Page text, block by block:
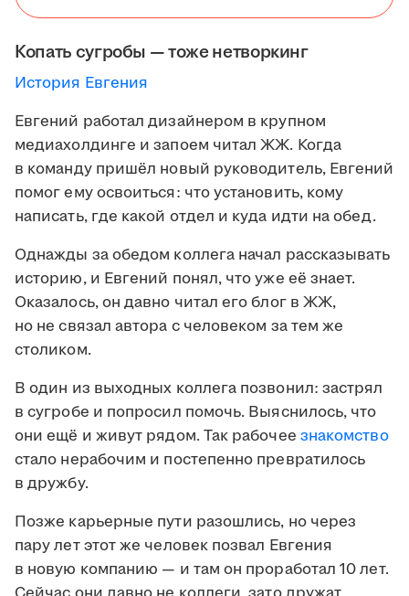
Копать сугробы — тоже нетворкинг
История Евгения
Евгений работал дизайнером в крупном
медиахолдинге и запоем читал ЖЖ. Когда
в команду пришёл новый руководитель, Евгений
помог ему освоиться: что установить, кому
написать, где какой отдел и куда идти на обед.
Однажды за обедом коллега начал рассказывать
историю, и Евгений понял, что уже её знает.
Оказалось, он давно читал его блог в ЖЖ,
но не связал автора с человеком за тем же
столиком.
В один из выходных коллега позвонил: застрял
в сугробе и попросил помочь. Выяснилось, что
они ещё и живут рядом. Так рабочее знакомство
стало нерабочим и постепенно превратилось
в дружбу.
Позже карьерные пути разошлись, но через
пару лет этот же человек позвал Евгения
в новую компанию — и там он проработал 10 лет.